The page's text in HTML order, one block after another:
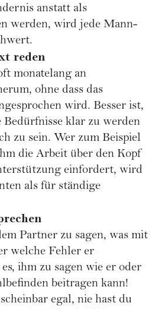
anstatt als
werden, wird jede Mann-
reden
monatelang an
ohne dass das
wird. Besser ist,
Bedürfnisse klar zu werden
zu sein. Wer zum Beispiel
die Arbeit über den Kopf
einfordert, wird
als für ständige
Partner zu sagen, was mit
welche Fehler er
ihm zu sagen wie er oder
beitragen kann!
egal, nie hast du